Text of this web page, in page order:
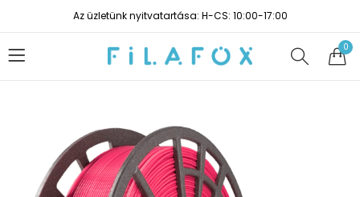
Az üzletünk nyitvatartása: H-CS: 10:00-17:00
0